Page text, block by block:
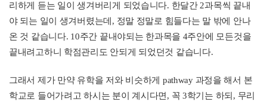
리하게 듣는 일이 생겨버리게 되었습니다. 한달간2과목씩 끝내
야 되는 일이 생겨버렸는데 , 정말 정말로 힘들다는 말 밖에 안나
온 것 같습니다. 10주간 끝내야되는 한과목을 4주안에 모든것을
끝내려고하니 학점관리도 안되게 되었던것 같습니다.
그래서 제가 만약 유학을 저와 비슷하게 pathway 과정을 해서 본
학교로 들어가려고 하시는 분이 계시다면 , 꼭 3학기는 하되 , 무리